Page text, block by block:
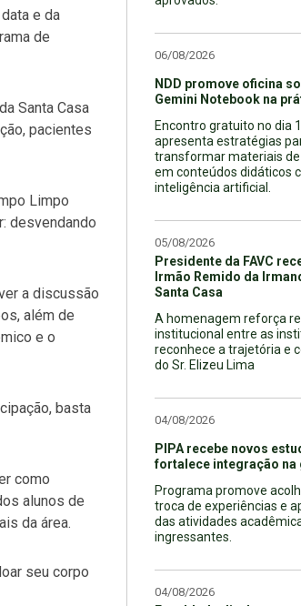
e da
de
Santa Casa
pacientes
Limpo
desvendando
a discussão
além de
e o
basta
como
alunos de
da área.
seu corpo
06/08/2026
NDD promove oficina
Gemini Notebook na
Encontro gratuito no dia
apresenta estratégias
transformar materiais
em conteúdos didáticos
inteligência artificial.
05/08/2026
Presidente da FAVC
Irmão Remido da
Santa Casa
A homenagem reforça
institucional entre as
reconhece a trajetória e
do Sr. Elizeu Lima
04/08/2026
PIPA recebe novos
fortalece integração na
Programa promove
troca de experiências e
das atividades
ingressantes.
04/08/2026